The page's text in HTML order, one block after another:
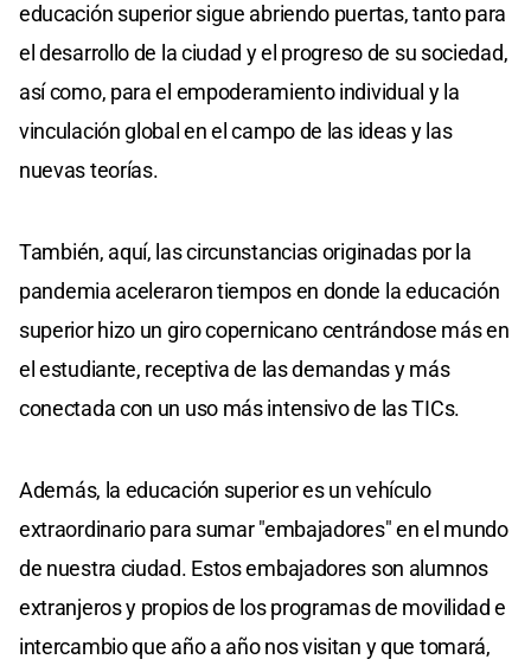
educación superior sigue abriendo puertas, tanto para
el desarrollo de la ciudad y el progreso de su sociedad,
así como, para el empoderamiento individual y la
vinculación global en el campo de las ideas y las
nuevas teorías.
También, aquí, las circunstancias originadas por la
pandemia aceleraron tiempos en donde la educación
superior hizo un giro copernicano centrándose más en
el estudiante, receptiva de las demandas y más
conectada con un uso más intensivo de las TICs.
Además, la educación superior es un vehículo
extraordinario para sumar "embajadores" en el mundo
de nuestra ciudad. Estos embajadores son alumnos
extranjeros y propios de los programas de movilidad e
intercambio que año a año nos visitan y que tomará,